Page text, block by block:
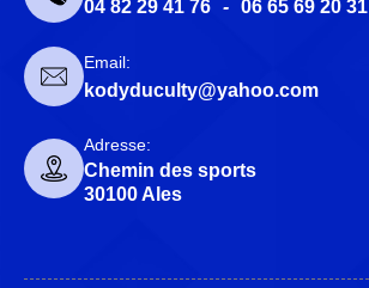
04 82 29 41 76 - 06 65 69 20 31
Email:
kodyduculty@yahoo.com
Adresse:
Chemin des sports
30100 Ales